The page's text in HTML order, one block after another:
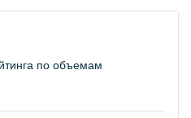
по объемам